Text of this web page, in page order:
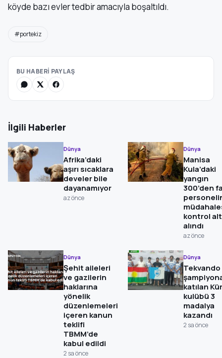
köyde bazı evler tedbir amacıyla boşaltıldı.
#portekiz
BU HABERİ PAYLAŞ
İlgili Haberler
Dünya
Afrika’daki
aşırı sıcaklara
develer bile
dayanamıyor
az önce
Dünya
Manisa
Kula’daki
yangın
300’den
kontrol
alındı
az önce
Dünya
Şehit aileleri
ve gazilerin
haklarına
yönelik
düzenlemeleri
içeren kanun
teklifi
TBMM’de
kabul edildi
2 sa önce
Dünya
Tekvando
katılan
kulübü 3
madalya
kazandı
2 sa önce